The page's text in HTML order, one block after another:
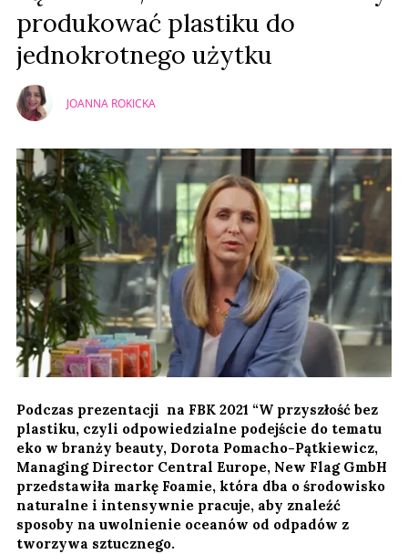
produkować plastiku do
jednokrotnego użytku
JOANNA ROKICKA
Podczas prezentacji na FBK 2021 “W przyszłość bez
plastiku, czyli odpowiedzialne podejście do tematu
eko w branży beauty, Dorota Pomacho-Pątkiewicz,
Managing Director Central Europe, New Flag GmbH
przedstawiła markę Foamie, która dba o środowisko
naturalne i intensywnie pracuje, aby znaleźć
sposoby na uwolnienie oceanów od odpadów z
tworzywa sztucznego.